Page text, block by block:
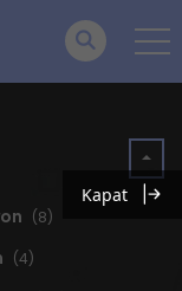
(8)
(4)
Kapat